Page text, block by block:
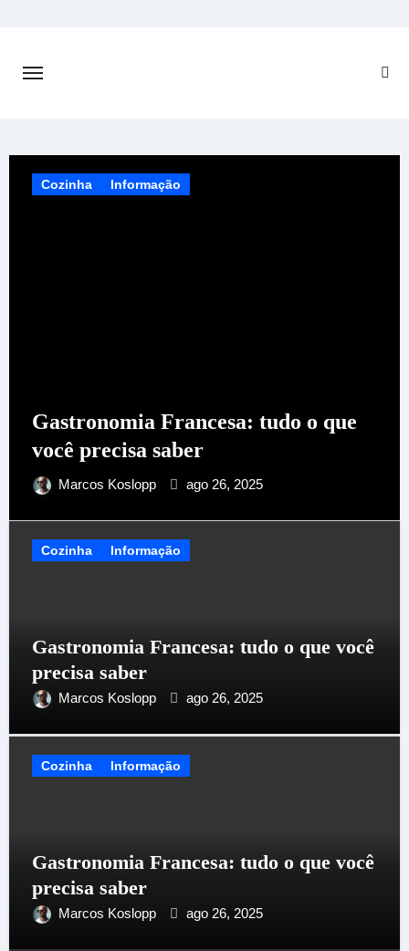
Cozinha Informação
Gastronomia Francesa: tudo o que
você precisa saber
Marcos Koslopp ago 26, 2025
Cozinha Informação
Gastronomia Francesa: tudo o que você
precisa saber
Marcos Koslopp ago 26, 2025
Cozinha Informação
Gastronomia Francesa: tudo o que você
precisa saber
Marcos Koslopp ago 26, 2025